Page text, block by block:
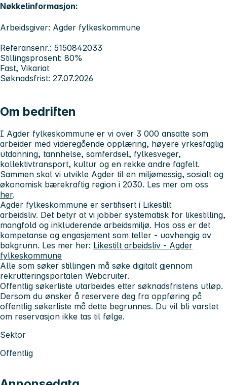
Nøkkelinformasjon:
Arbeidsgiver: Agder fylkeskommune
Referansenr.: 5150842033
Stillingsprosent: 80%
Fast, Vikariat
Søknadsfrist: 27.07.2026
Om bedriften
I Agder fylkeskommune er vi over 3 000 ansatte som
arbeider med videregående opplæring, høyere yrkesfaglig
utdanning, tannhelse, samferdsel, fylkesveger,
kollektivtransport, kultur og en rekke andre fagfelt.
Sammen skal vi utvikle Agder til en miljømessig, sosialt og
økonomisk bærekraftig region i 2030. Les mer om oss
her.
Agder fylkeskommune er sertifisert i Likestilt
arbeidsliv. Det betyr at vi jobber systematisk for likestilling,
mangfold og inkluderende arbeidsmiljø. Hos oss er det
kompetanse og engasjement som teller - uavhengig av
bakgrunn. Les mer her: Likestilt arbeidsliv - Agder
fylkeskommune
Alle som søker stillingen må søke digitalt gjennom
rekrutteringsportalen Webcruiter.
Offentlig søkerliste utarbeides etter søknadsfristens utløp.
Dersom du ønsker å reservere deg fra oppføring på
offentlig søkerliste må dette begrunnes. Du vil bli varslet
om reservasjon ikke tas til følge.
Sektor
Offentlig